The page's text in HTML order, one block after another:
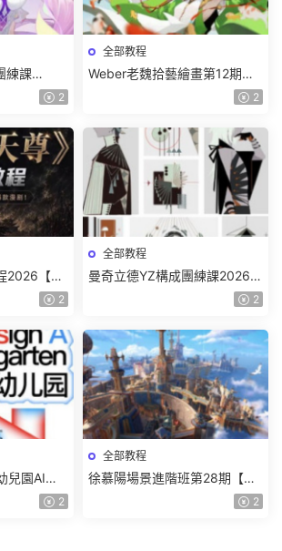
練課
視頻】 2
全部教程
Weber老魏拾藝繪畫第12期角
色特訓班【畫質不錯隻有視
2
2026【畫
2
全部教程
曼奇立德YZ構成團練課2026年
8月已結課【畫質高清有課件】
2
兒園AI軟
不錯有素
2
全部教程
徐慕陽場景進階班第28期【畫
2